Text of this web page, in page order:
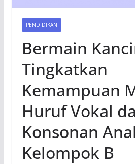
PENDIDIKAN
Bermain
Tingkatkan
Kemampuan
Huruf Vokal
Konsonan
Kelompok B